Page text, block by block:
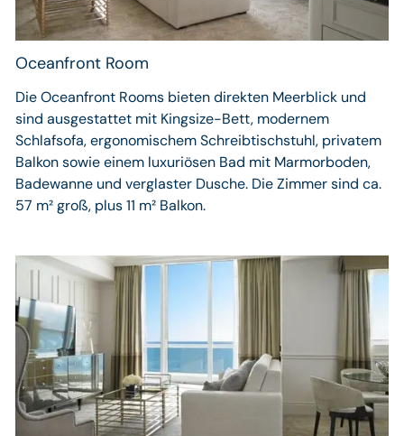
Oceanfront Room
Die Oceanfront Rooms bieten direkten Meerblick und
sind ausgestattet mit Kingsize-Bett, modernem
Schlafsofa, ergonomischem Schreibtischstuhl, privatem
Balkon sowie einem luxuriösen Bad mit Marmorboden,
Badewanne und verglaster Dusche. Die Zimmer sind ca.
57 m² groß, plus 11 m² Balkon.